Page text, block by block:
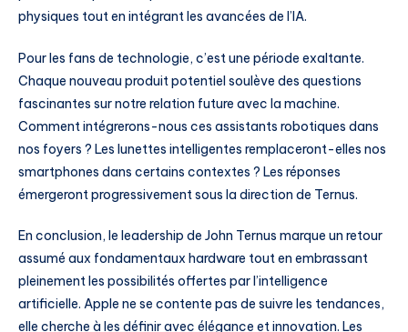
physiques tout en intégrant les avancées de l’IA.
Pour les fans de technologie, c’est une période exaltante.
Chaque nouveau produit potentiel soulève des questions
fascinantes sur notre relation future avec la machine.
Comment intégrerons-nous ces assistants robotiques dans
nos foyers ? Les lunettes intelligentes remplaceront-elles nos
smartphones dans certains contextes ? Les réponses
émergeront progressivement sous la direction de Ternus.
En conclusion, le leadership de John Ternus marque un retour
assumé aux fondamentaux hardware tout en embrassant
pleinement les possibilités offertes par l’intelligence
artificielle. Apple ne se contente pas de suivre les tendances,
elle cherche à les définir avec élégance et innovation. Les